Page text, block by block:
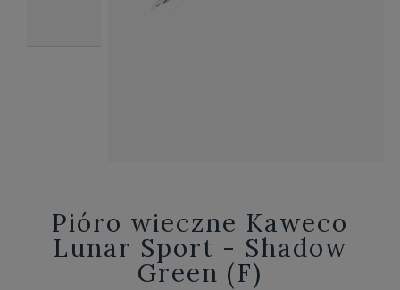
Pióro wieczne Kaweco
Lunar Sport - Shadow
Green (F)